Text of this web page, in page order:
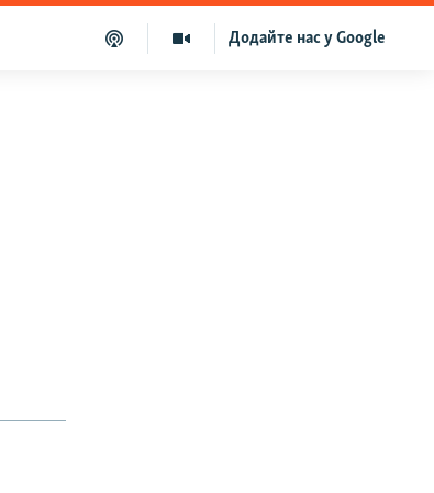
Додайте нас у Google